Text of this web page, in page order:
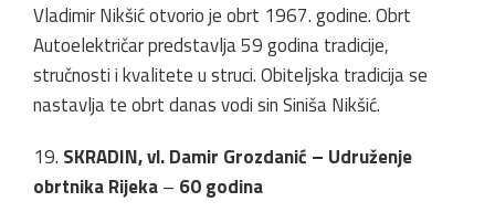
Vladimir Nikšić otvorio je obrt 1967. godine. Obrt
Autoelektričar predstavlja 59 godina tradicije,
stručnosti i kvalitete u struci. Obiteljska tradicija se
nastavlja te obrt danas vodi sin Siniša Nikšić.
19. SKRADIN, vl. Damir Grozdanić – Udruženje
obrtnika Rijeka– 60 godina